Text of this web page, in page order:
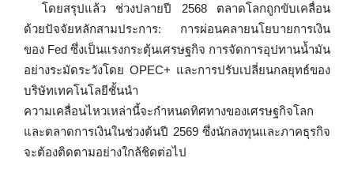
โดยสรุปแล้ว ช่วงปลายปี 2568 ตลาดโลกถูกขับเคลื่อน
ด้วยปัจจัยหลักสามประการ: การผ่อนคลายนโยบายการเงิน
ของ Fed ซึ่งเป็นแรงกระตุ้นเศรษฐกิจ การจัดการอุปทานน้ำมัน
อย่างระมัดระวังโดย OPEC+ และการปรับเปลี่ยนกลยุทธ์ของ
บริษัทเทคโนโลยีชั้นนำ
ความเคลื่อนไหวเหล่านี้จะกำหนดทิศทางของเศรษฐกิจโลก
และตลาดการเงินในช่วงต้นปี 2569 ซึ่งนักลงทุนและภาคธุรกิจ
จะต้องติดตามอย่างใกล้ชิดต่อไป